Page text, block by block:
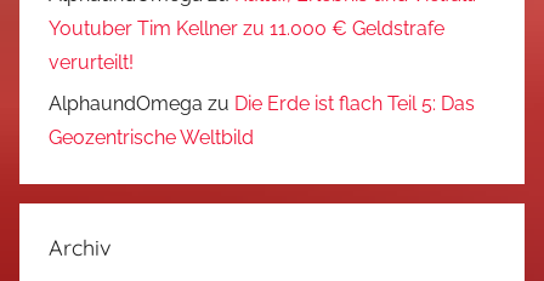
Youtuber Tim Kellner zu 11.000 € Geldstrafe
verurteilt!
AlphaundOmega zu Die Erde ist flach Teil 5: Das
Geozentrische Weltbild
Archiv